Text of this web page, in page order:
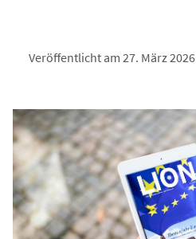
Veröffentlicht am 27. März 2026